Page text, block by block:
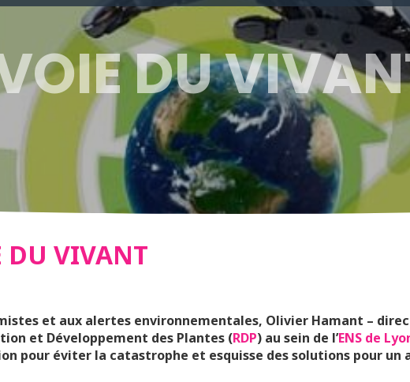
DU
DU VIVANT
et aux alertes environnementales, Olivier Hamant –
et Développement des Plantes (RDP) au sein de l’ENS de
pour éviter la catastrophe et esquisse des solutions pour